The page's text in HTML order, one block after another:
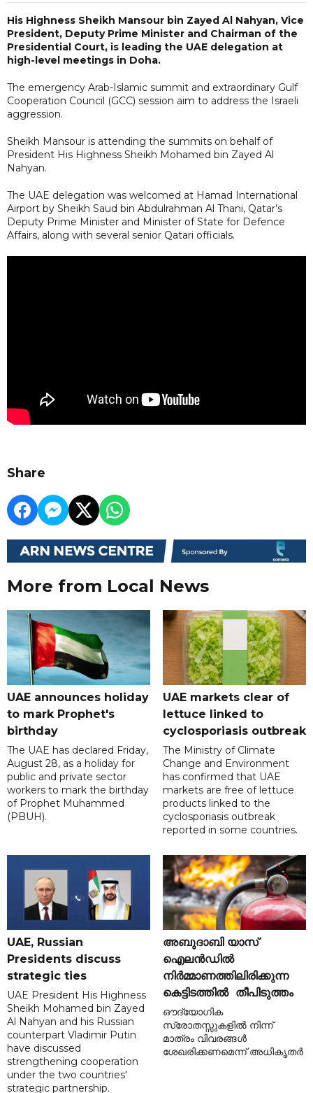
His Highness Sheikh Mansour bin Zayed Al Nahyan, Vice
President, Deputy Prime Minister and Chairman of the
Presidential Court, is leading the UAE delegation at
high-level meetings in Doha.
The emergency Arab-Islamic summit and extraordinary Gulf
Cooperation Council (GCC) session aim to address the Israeli
aggression.
Sheikh Mansour is attending the summits on behalf of
President His Highness Sheikh Mohamed bin Zayed Al
Nahyan.
The UAE delegation was welcomed at Hamad International
Airport by Sheikh Saud bin Abdulrahman Al Thani, Qatar’s
Deputy Prime Minister and Minister of State for Defence
Affairs, along with several senior Qatari officials.
Share
More from Local News
UAE announces holiday
to mark Prophet's
birthday
The UAE has declared Friday,
August 28, as a holiday for
public and private sector
workers to mark the birthday
of Prophet Muhammed
(PBUH).
UAE markets clear of
lettuce linked to
cyclosporiasis outbreak
The Ministry of Climate
Change and Environment
has confirmed that UAE
markets are free of lettuce
products linked to the
cyclosporiasis outbreak
reported in some countries.
UAE, Russian
Presidents discuss
strategic ties
UAE President His Highness
Sheikh Mohamed bin Zayed
Al Nahyan and his Russian
counterpart Vladimir Putin
have discussed
strengthening cooperation
under the two countries'
strategic partnership.
അബുദാബി യാസ്
ഐലൻഡിൽ
നിർമ്മാണത്തിലിരിക്കുന്ന
കെട്ടിടത്തിൽ തീപിടുത്തം
ഔദ്യോഗിക
സ്രോതസ്സുകളിൽ നിന്ന്
മാത്രം വിവരങ്ങൾ
ശേഖരിക്കണമെന്ന് അധികൃതർ